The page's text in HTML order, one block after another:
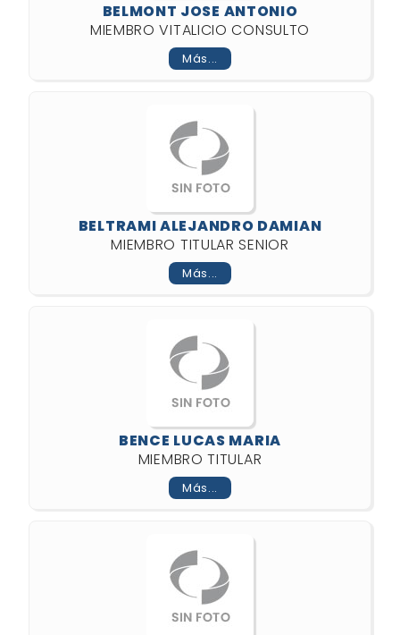
BELMONT JOSE ANTONIO
MIEMBRO VITALICIO CONSULTO
Más...
BELTRAMI ALEJANDRO DAMIAN
MIEMBRO TITULAR SENIOR
Más...
BENCE LUCAS MARIA
MIEMBRO TITULAR
Más...